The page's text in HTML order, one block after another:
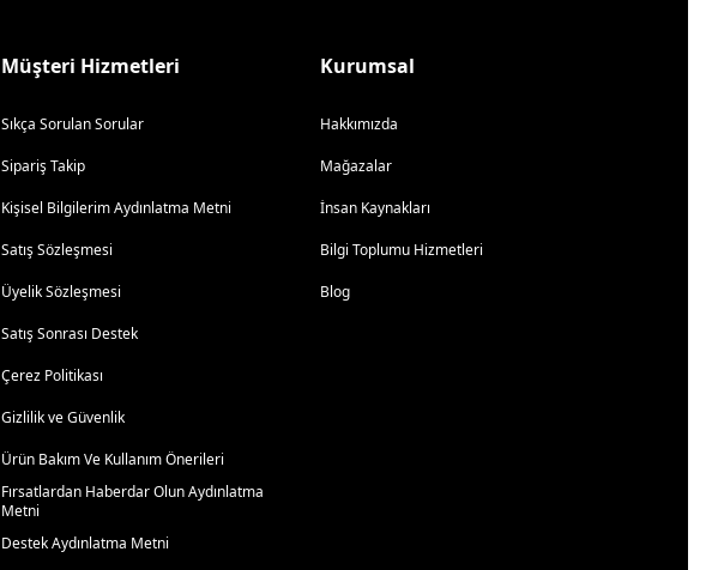
Müşteri Hizmetleri
Sıkça Sorulan Sorular
Sipariş Takip
Kişisel Bilgilerim Aydınlatma Metni
Satış Sözleşmesi
Üyelik Sözleşmesi
Satış Sonrası Destek
Çerez Politikası
Gizlilik ve Güvenlik
Ürün Bakım Ve Kullanım Önerileri
Fırsatlardan Haberdar Olun Aydınlatma
Metni
Destek Aydınlatma Metni
Kurumsal
Hakkımızda
Mağazalar
İnsan Kaynakları
Bilgi Toplumu Hizmetleri
Blog